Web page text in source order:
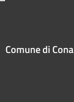
Comune di Cona